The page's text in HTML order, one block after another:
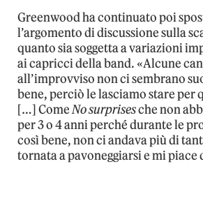
Greenwood ha continuato poi
l’argomento di discussione sulla
quanto sia soggetta a variazioni
ai capricci della band. «Alcune
all’improvviso non ci sembrano
bene, perciò le lasciamo stare per
[…] ComeNo surprisesche non
per 3 o 4 anni perché durante le
così bene, non ci andava più di
tornata a pavoneggiarsi e mi piace